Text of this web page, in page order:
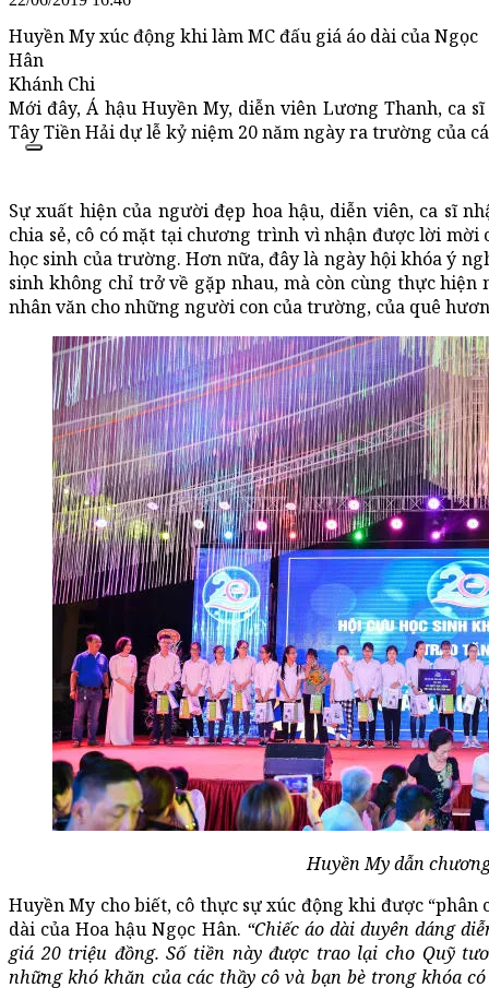
Huyền My xúc động khi làm MC đấu giá áo dài của Ngọc
Hân
Khánh Chi
Mới đây, Á hậu Huyền My, diễn viên Lương Thanh, ca
Tây Tiền Hải dự lễ kỷ niệm 20 năm ngày ra trường của
Sự xuất hiện của người đẹp hoa hậu, diễn viên, ca sĩ
chia sẻ, cô có mặt tại chương trình vì nhận được lời
học sinh của trường. Hơn nữa, đây là ngày hội khóa ý
sinh không chỉ trở về gặp nhau, mà còn cùng thực
nhân văn cho những người con của trường, của quê
Huyền My dẫn
Huyền My cho biết, cô thực sự xúc động khi được “phân
dài của Hoa hậu Ngọc Hân. “Chiếc áo dài duyên dáng
giá 20 triệu đồng. Số tiền này được trao lại cho Quỹ
những khó khăn của các thầy cô và bạn bè trong khóa